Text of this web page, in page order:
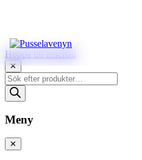
Hoppa till innehåll
✕
Produktsökning
Meny
✕